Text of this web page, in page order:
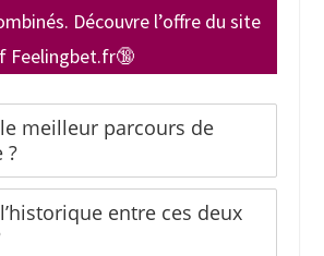
Découvre l’offre du site
Feelingbet.fr🔞
meilleur parcours de
?
entre ces deux